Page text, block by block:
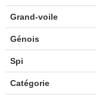
Grand-voile
Génois
Spi
Catégorie